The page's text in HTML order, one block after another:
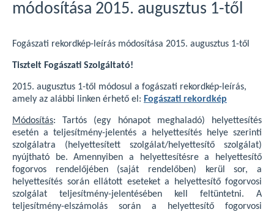
módosítása 2015. augusztus 1-től
Fogászati rekordkép-leírás módosítása 2015. augusztus 1-től
Tisztelt Fogászati Szolgáltató!
2015. augusztus 1-től módosul a fogászati rekordkép-leírás,
amely az alábbi linken érhető el: Fogászati rekordkép
Módosítás: Tartós (egy hónapot meghaladó) helyettesítés
esetén a teljesítmény-jelentés a helyettesítés helye szerinti
szolgálatra (helyettesített szolgálat/helyettesítő szolgálat)
nyújtható be. Amennyiben a helyettesítésre a helyettesítő
fogorvos rendelőjében (saját rendelőben) kerül sor, a
helyettesítés során ellátott eseteket a helyettesítő fogorvosi
szolgálat teljesítmény-jelentésében kell feltüntetni. A
teljesítmény-elszámolás során a helyettesítő fogorvosi